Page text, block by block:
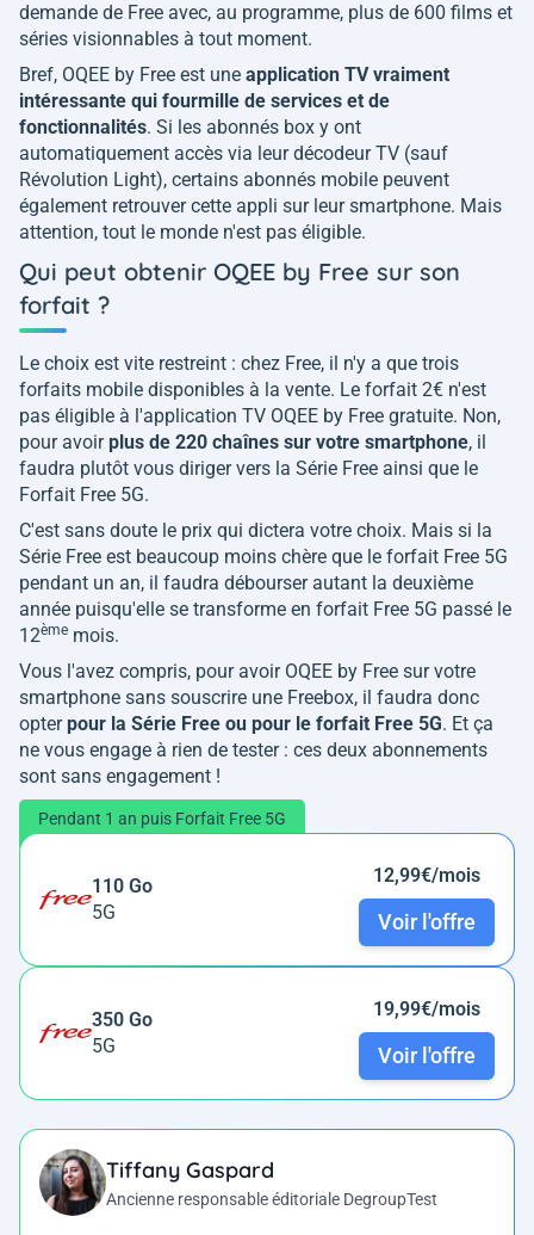
demande de Free avec, au programme, plus de 600 films et
séries visionnables à tout moment.
Bref, OQEE by Free est une application TV vraiment
intéressante qui fourmille de services et de
fonctionnalités. Si les abonnés box y ont
automatiquement accès via leur décodeur TV (sauf
Révolution Light), certains abonnés mobile peuvent
également retrouver cette appli sur leur smartphone. Mais
attention, tout le monde n'est pas éligible.
Qui peut obtenir OQEE by Free sur son
forfait ?
Le choix est vite restreint : chez Free, il n'y a que trois
forfaits mobile disponibles à la vente. Le forfait 2€ n'est
pas éligible à l'application TV OQEE by Free gratuite. Non,
pour avoirplus de 220 chaînes sur votre smartphone, il
faudra plutôt vous diriger vers la Série Free ainsi que le
Forfait Free 5G.
C'est sans doute le prix qui dictera votre choix. Mais si la
Série Free est beaucoup moins chère que le forfait Free 5G
pendant un an, il faudra débourser autant la deuxième
année puisqu'elle se transforme en forfait Free 5G passé le
12ème mois.
Vous l'avez compris, pour avoir OQEE by Free sur votre
smartphone sans souscrire une Freebox, il faudra donc
opterpour la Série Free ou pour le forfait Free 5G. Et ça
ne vous engage à rien de tester : ces deux abonnements
sont sans engagement !
Pendant 1 an puis Forfait Free 5G
110 Go
5G
12,99€/mois
Voir l'offre
350 Go
5G
19,99€/mois
Voir l'offre
Tiffany Gaspard
Ancienne responsable éditoriale DegroupTest